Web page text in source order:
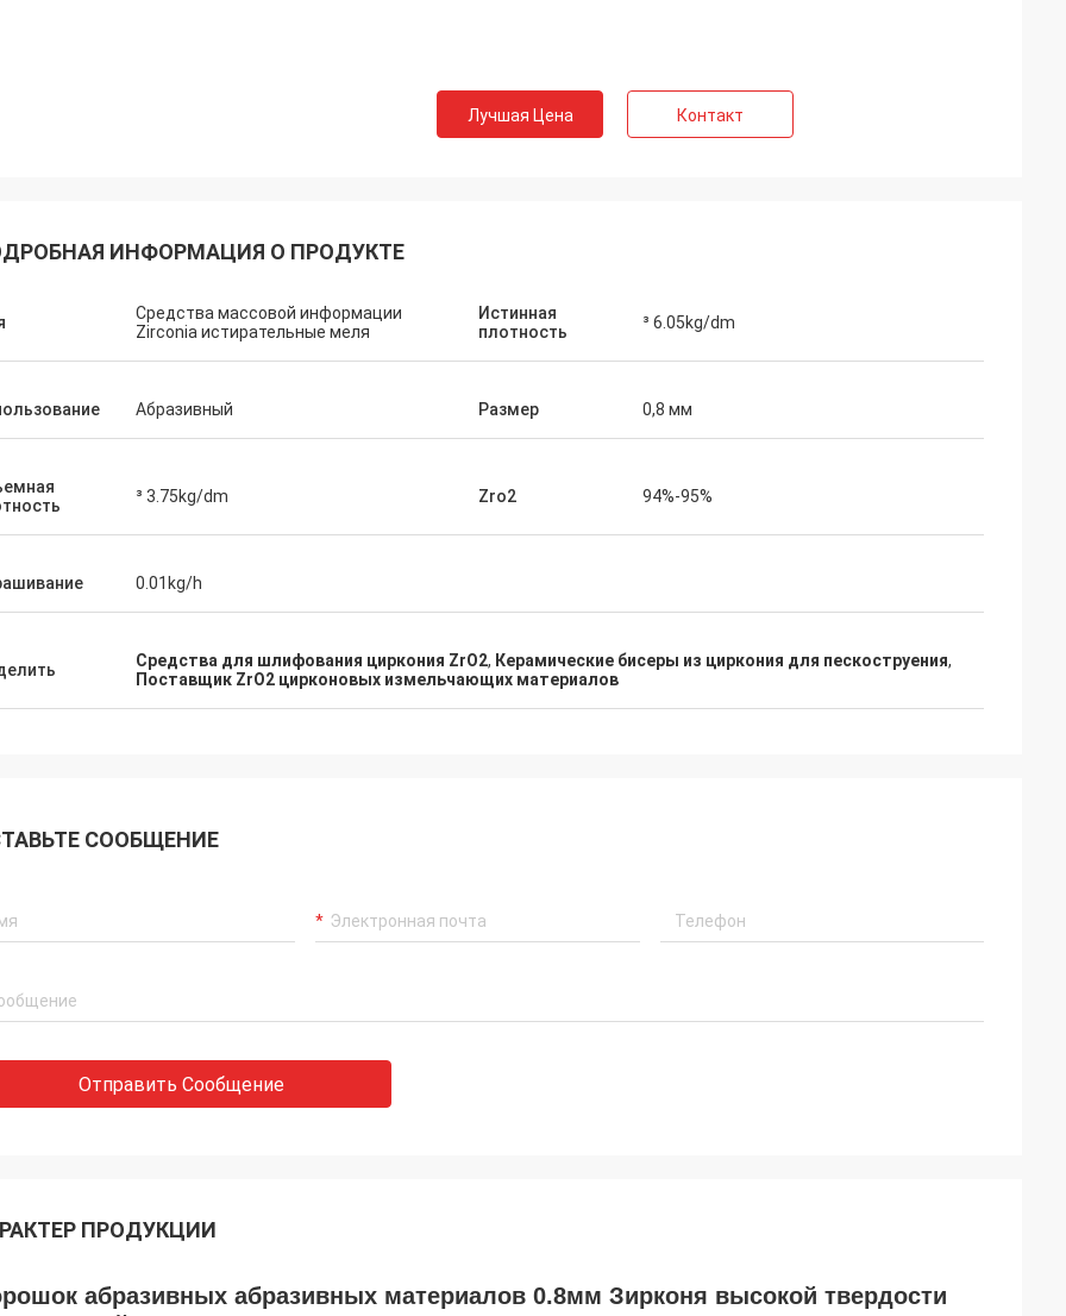
Лучшая Цена Контакт
ИНФОРМАЦИЯ О ПРОДУКТЕ
Средства массовой информации
Zirconia истирательные меля
Истинная
плотность
³ 6.05kg/dm
Абразивный Размер 0,8 мм
³ 3.75kg/dm Zro2 94%-95%
0.01kg/h
Средства для шлифования циркония ZrO2, Керамические бисеры из циркония для пескоструения,
Поставщик ZrO2 цирконовых измельчающих материалов
СООБЩЕНИЕ
Отправить Сообщение
ПРОДУКЦИИ
абразивных абразивных материалов 0.8мм Зирконя высокой твердости